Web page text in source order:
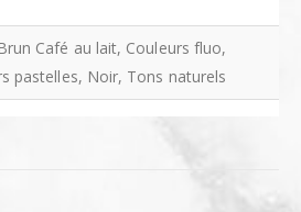
Café au lait, Couleurs fluo,
pastelles, Noir, Tons naturels